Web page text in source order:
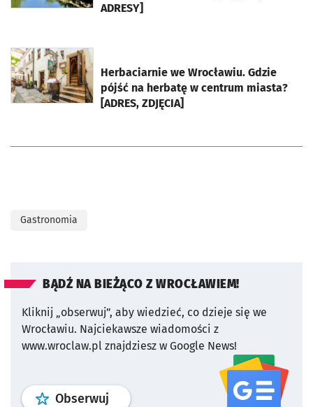
ADRESY]
Herbaciarnie we Wrocławiu. Gdzie
pójść na herbatę w centrum miasta?
[ADRES, ZDJĘCIA]
otworzy się w nowej karcie
Gastronomia
BĄDŹ NA BIEŻĄCO Z WROCŁAWIEM!
Kliknij „obserwuj”, aby wiedzieć, co dzieje się we
Wrocławiu. Najciekawsze wiadomości z
www.wroclaw.pl znajdziesz w Google News!
Obserwuj profil serwisu